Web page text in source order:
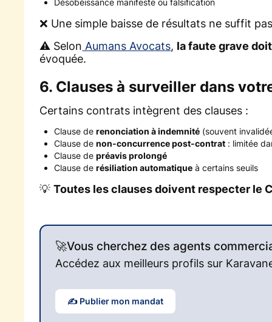
❌ Une simple baisse de résultats ne suffit
⚠️ Selon Aumans Avocats, la faute grave
évoquée.
6. Clauses à surveiller dans
Certains contrats intègrent des clauses :
Clause derenonciation à indemnité (souvent
Clause denon-concurrence post-contrat : limitée
Clause depréavis prolongé
Clause derésiliation automatique à certains seuils
💡Toutes les clauses doivent respecter le
🚀Vous cherchez des agents
Accédez aux meilleurs profils sur
✍️ Publier mon mandat